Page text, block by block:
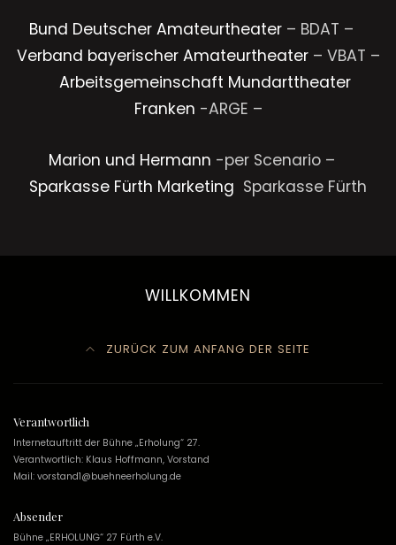
Bund Deutscher Amateurtheater – BDAT –
Verband bayerischer Amateurtheater – VBAT –
Arbeitsgemeinschaft Mundarttheater
Franken -ARGE –
Marion und Hermann -per Scenario –
Sparkasse Fürth Marketing Sparkasse Fürth
WILLKOMMEN
ZURÜCK ZUM ANFANG DER SEITE
Verantwortlich
Internetauftritt der Bühne „Erholung“ 27.
Verantwortlich: Klaus Hoffmann, Vorstand
Mail: vorstand1@buehneerholung.de
Absender
Bühne „ERHOLUNG“ 27 Fürth e.V.